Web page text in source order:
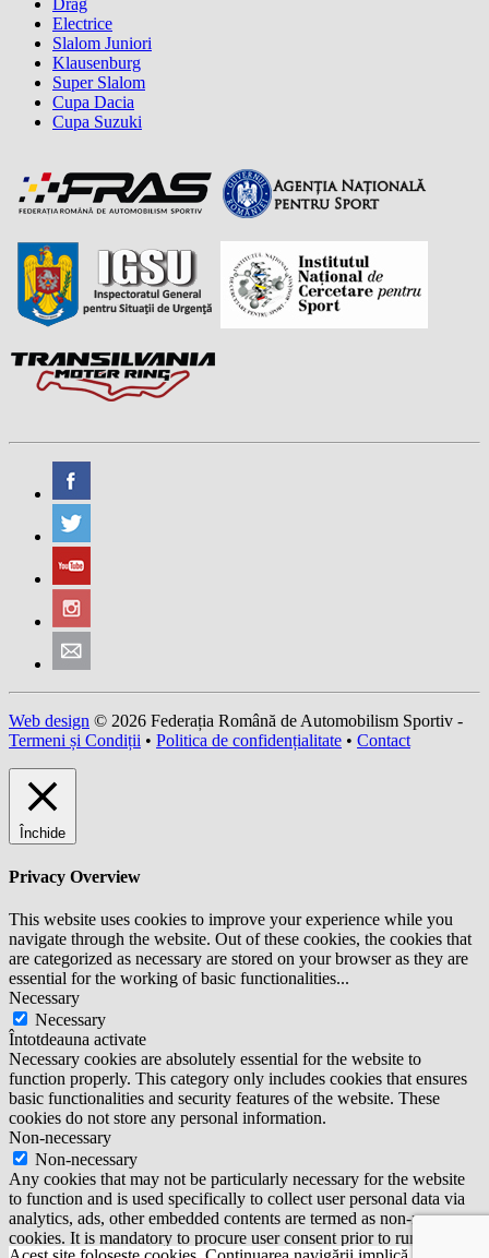
Electrice
Slalom Juniori
Klausenburg
Super Slalom
Cupa Dacia
Cupa Suzuki
Web design © 2026 Federația Română de Automobilism Sportiv -
Termeni și Condiții • Politica de confidențialitate • Contact
Închide
Privacy Overview
This website uses cookies to improve your experience while you
navigate through the website. Out of these cookies, the cookies that
are categorized as necessary are stored on your browser as they are
essential for the working of basic functionalities...
Necessary
Necessary
Întotdeauna activate
Necessary cookies are absolutely essential for the website to
function properly. This category only includes cookies that ensures
basic functionalities and security features of the website. These
cookies do not store any personal information.
Non-necessary
Non-necessary
Any cookies that may not be particularly necessary for the website
to function and is used specifically to collect user personal data via
analytics, ads, other embedded contents are termed as non-necessary
cookies. It is mandatory to procure user consent prior to running